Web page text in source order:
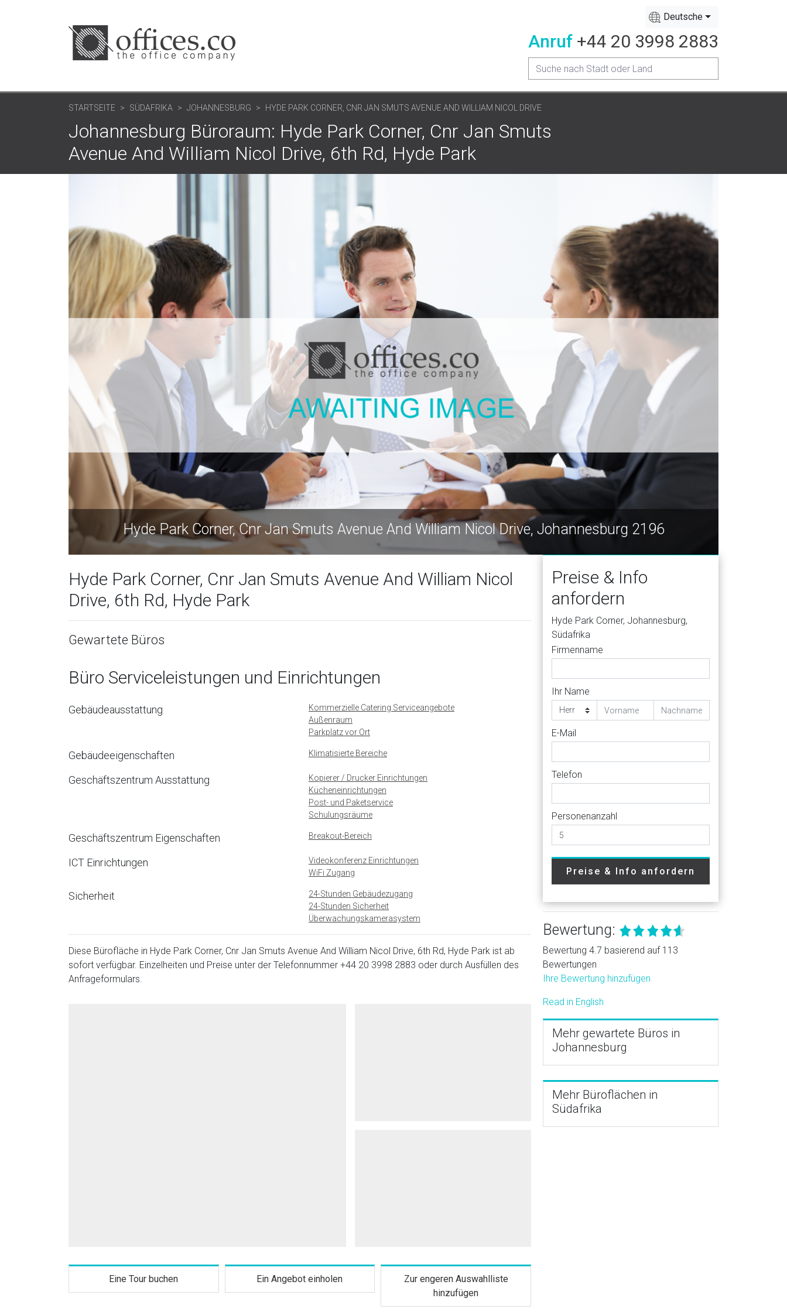
Deutsche
Anruf +44 20 3998 2883
STARTSEITE SÜDAFRIKA JOHANNESBURG HYDE PARK CORNER, CNR JAN SMUTS AVENUE AND WILLIAM NICOL DRIVE
Johannesburg Büroraum: Hyde Park Corner, Cnr Jan Smuts
Avenue And William Nicol Drive, 6th Rd, Hyde Park
Corner, Cnr Jan Smuts Avenue And William Nicol Drive, Johannesburg 2196 Hyde Park Corner, Cnr Jan
Hyde Park Corner, Cnr Jan Smuts Avenue And William Nicol
Drive, 6th Rd, Hyde Park
Gewartete Büros
Büro Serviceleistungen und Einrichtungen
Gebäudeausstattung
Kommerzielle Catering Serviceangebote
Außenraum
Parkplatz vor Ort
Gebäudeeigenschaften Klimatisierte Bereiche
Geschäftszentrum Ausstattung
Kopierer / Drucker Einrichtungen
Kücheneinrichtungen
Post- und Paketservice
Schulungsräume
Geschäftszentrum Eigenschaften Breakout-Bereich
ICT Einrichtungen
Videokonferenz Einrichtungen
WiFi Zugang
Sicherheit
24-Stunden Gebäudezugang
24-Stunden Sicherheit
Überwachungskamerasystem
Diese Bürofläche in Hyde Park Corner, Cnr Jan Smuts Avenue And William Nicol Drive, 6th Rd, Hyde Park ist ab
sofort verfügbar. Einzelheiten und Preise unter der Telefonnummer +44 20 3998 2883 oder durch Ausfüllen des
Anfrageformulars.
Eine Tour buchen Ein Angebot einholen
Zur engeren Auswahlliste
hinzufügen
Preise & Info
anfordern
Hyde Park Corner, Johannesburg,
Südafrika
Firmenname
Ihr Name
E-Mail
Telefon
Personenanzahl
Preise & Info anfordern
Bewertung:
Bewertung 4.7 basierend auf 113
Bewertungen
Ihre Bewertung hinzufügen
Read in English
Mehr gewartete Büros in
Johannesburg
Mehr Büroflächen in
Südafrika